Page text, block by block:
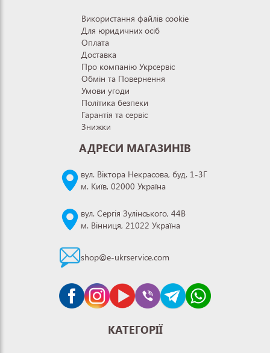
Використання файлів cookie
Для юридичних осіб
Оплата
Доставка
Про компанію Укрсервіс
Обмін та Повернення
Умови угоди
Політика безпеки
Гарантія та сервіс
Знижки
АДРЕСИ МАГАЗИНІВ
вул. Віктора Некрасова, буд. 1-3Г
м. Київ, 02000 Україна
вул. Сергія Зулінського, 44В
м. Вінниця, 21022 Україна
shop@e-ukrservice.com
КАТЕГОРІЇ